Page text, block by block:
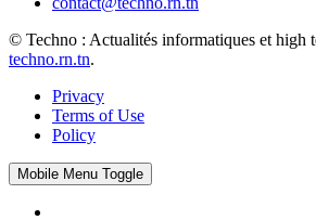
© Techno : Actualités informatiques et high
techno.rn.tn.
Privacy
Terms of Use
Policy
Mobile Menu Toggle